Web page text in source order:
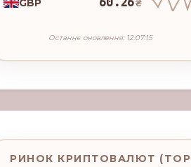
₴
Останнє оновлення: 12:07:15
РИНОК КРИПТОВАЛЮТ (TOP